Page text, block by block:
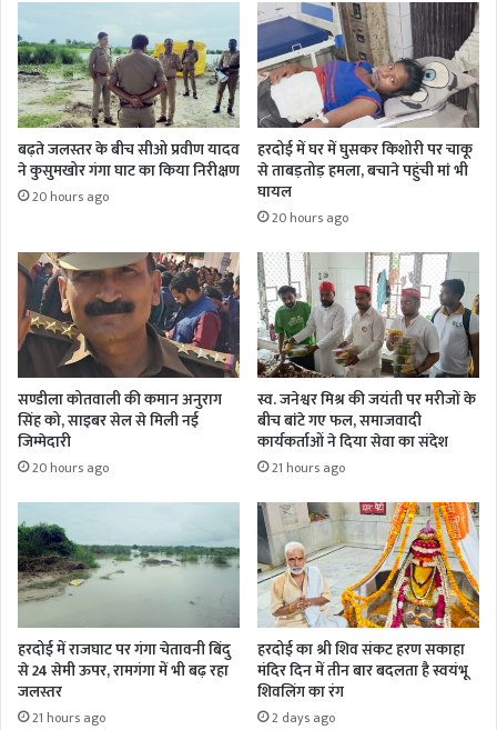
बढ़ते जलस्तर के बीच सीओ प्रवीण यादव
ने कुसुमखोर गंगा घाट का किया निरीक्षण
20 hours ago
हरदोई में घर में घुसकर किशोरी पर चाकू
से ताबड़तोड़ हमला, बचाने पहुंची मां भी
घायल
20 hours ago
सण्डीला कोतवाली की कमान अनुराग
सिंह को, साइबर सेल से मिली नई
जिम्मेदारी
20 hours ago
स्व. जनेश्वर मिश्र की जयंती पर मरीजों के
बीच बांटे गए फल, समाजवादी
कार्यकर्ताओं ने दिया सेवा का संदेश
21 hours ago
हरदोई में राजघाट पर गंगा चेतावनी बिंदु
से 24 सेमी ऊपर, रामगंगा में भी बढ़ रहा
जलस्तर
21 hours ago
हरदोई का श्री शिव संकट हरण सकाहा
मंदिर दिन में तीन बार बदलता है स्वयंभू
शिवलिंग का रंग
2 days ago